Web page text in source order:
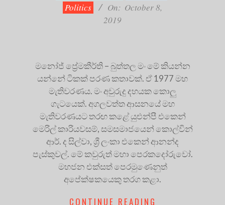
Politics
On: October 8,
2019
මනෝජ් ප්‍රේමකීර්ති – බුත්තල මං මේ කියන්න
යන්නේ ටිකක් පරණ කතාවක්. ඒ 1977 මහ
මැතිවරණය. මං අවුරුදු දහයක කොලු
ගැටයෙක්. අගලවත්ත ආසනයේ මහ
මැතිවරණයට තරඟ කළේ යුඑන්පී එකෙන්
මෙරිල් කාරියවසම්, සමසමාජයෙන් කොල්වින්
ආර්. ද සිල්වා, ශ්‍රී ලංකා එකෙන් ආනන්ද
පැස්කුවල්. මේ කවුරුත් මහා පෙරකදෝරුවෝ.
මහජන එක්සත් පෙරමුණෙනුත්
අපේක්ෂකයෙකු තරග කළා.
CONTINUE READING